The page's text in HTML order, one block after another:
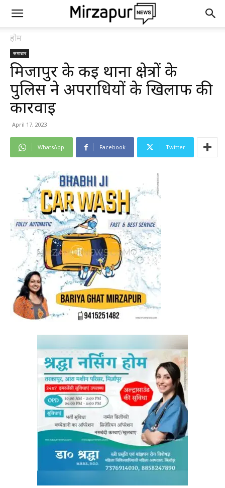
होम
समाचार
मिर्जापुर के कई थाना क्षेत्रों के
पुलिस ने अपराधियों के खिलाफ की
कार्रवाई
April 17, 2023
WhatsApp Facebook Twitter